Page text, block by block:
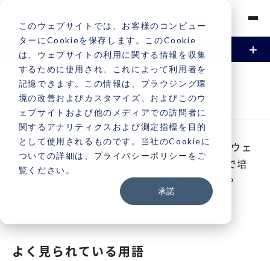
このウェブサイトでは、お客様のコンピュー
ターにCookieを保存します。このCookie
は、ウェブサイトの利用に関する情報を収集
するために使用され、これによって利用者を
記憶できます。この情報は、ブラウジング環
境の改善およびカスタマイズ、およびこのウ
ェブサイトおよび他のメディアでの訪問者に
関するアナリティクスおよび測定指標を目的
として使用されるものです。当社のCookieに
ついての詳細は、 プライバシーポリシー をご
覧ください。
承諾
Vonageとは
機能
電話 / 音声
SMS / メッセージング
事例
導入事例
料金
資料請求 お問い合わせ
用語集
GLOSSARY
日本におけるCPaaS市場の先駆者であるKDDIウェ
ブコミュニケーションズが、10年以上の歳月で培
ってきた経験・ノウハウをもとに、通信技術や
CPaaSに関連する専門用語を解説します。
よく見られている用語